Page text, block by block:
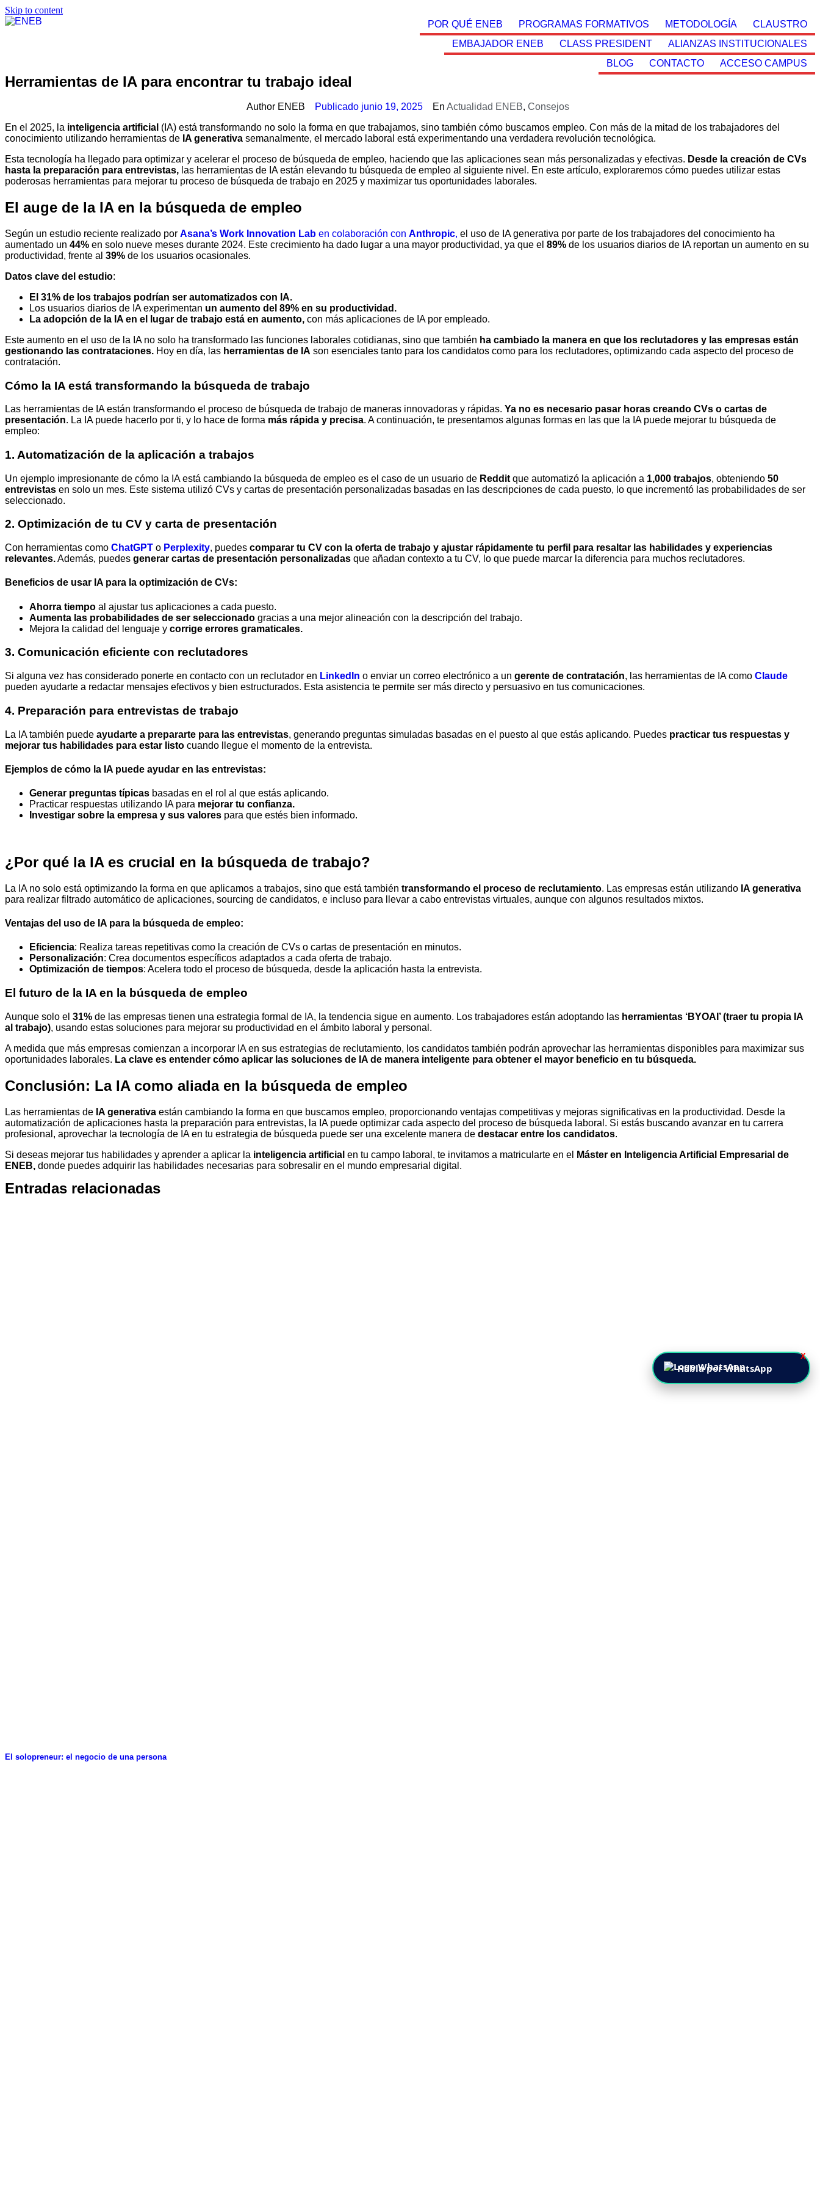
Skip to content
POR QUÉ ENEB
PROGRAMAS FORMATIVOS METODOLOGÍA
CLAUSTRO
EMBAJADOR ENEB
CLASS PRESIDENT
ALIANZAS INSTITUCIONALES
BLOG
CONTACTO ACCESO CAMPUS
Herramientas de IA para encontrar tu trabajo ideal
AuthorENEB Publicado junio 19, 2025 En Actualidad ENEB, Consejos
En el 2025, la inteligencia artificial (IA) está transformando no solo la forma en que trabajamos, sino también cómo buscamos empleo. Con más de la mitad de los trabajadores del
conocimiento utilizando herramientas de IA generativa semanalmente, el mercado laboral está experimentando una verdadera revolución tecnológica.
Esta tecnología ha llegado para optimizar y acelerar el proceso de búsqueda de empleo, haciendo que las aplicaciones sean más personalizadas y efectivas. Desde la creación de CVs
hasta la preparación para entrevistas, las herramientas de IA están elevando tu búsqueda de empleo al siguiente nivel. En este artículo, exploraremos cómo puedes utilizar estas
poderosas herramientas para mejorar tu proceso de búsqueda de trabajo en 2025 y maximizar tus oportunidades laborales.
El auge de la IA en la búsqueda de empleo
Según un estudio reciente realizado por Asana’s Work Innovation Lab en colaboración con Anthropic, el uso de IA generativa por parte de los trabajadores del conocimiento ha
aumentado un 44% en solo nueve meses durante 2024. Este crecimiento ha dado lugar a una mayor productividad, ya que el 89% de los usuarios diarios de IA reportan un aumento en su
productividad, frente al 39% de los usuarios ocasionales.
Datos clave del estudio:
El 31% de los trabajos podrían ser automatizados con IA.
Los usuarios diarios de IA experimentan un aumento del 89% en su productividad.
La adopción de la IA en el lugar de trabajo está en aumento, con más aplicaciones de IA por empleado.
Este aumento en el uso de la IA no solo ha transformado las funciones laborales cotidianas, sino que también ha cambiado la manera en que los reclutadores y las empresas están
gestionando las contrataciones. Hoy en día, las herramientas de IA son esenciales tanto para los candidatos como para los reclutadores, optimizando cada aspecto del proceso de
contratación.
Cómo la IA está transformando la búsqueda de trabajo
Las herramientas de IA están transformando el proceso de búsqueda de trabajo de maneras innovadoras y rápidas. Ya no es necesario pasar horas creando CVs o cartas de
presentación. La IA puede hacerlo por ti, y lo hace de forma más rápida y precisa. A continuación, te presentamos algunas formas en las que la IA puede mejorar tu búsqueda de
empleo:
1. Automatización de la aplicación a trabajos
Un ejemplo impresionante de cómo la IA está cambiando la búsqueda de empleo es el caso de un usuario de Reddit que automatizó la aplicación a 1,000 trabajos, obteniendo 50
entrevistas en solo un mes. Este sistema utilizó CVs y cartas de presentación personalizadas basadas en las descripciones de cada puesto, lo que incrementó las probabilidades de ser
seleccionado.
2. Optimización de tu CV y carta de presentación
Con herramientas como ChatGPT o Perplexity, puedes comparar tu CV con la oferta de trabajo y ajustar rápidamente tu perfil para resaltar las habilidades y experiencias
relevantes.Además, puedes generar cartas de presentación personalizadas que añadan contexto a tu CV, lo que puede marcar la diferencia para muchos reclutadores.
Beneficios de usar IA para la optimización de CVs:
Ahorra tiempo al ajustar tus aplicaciones a cada puesto.
Aumenta las probabilidades de ser seleccionado gracias a una mejor alineación con la descripción del trabajo.
Mejora la calidad del lenguaje y corrige errores gramaticales.
3. Comunicación eficiente con reclutadores
Si alguna vez has considerado ponerte en contacto con un reclutador en LinkedIn o enviar un correo electrónico a un gerente de contratación, las herramientas de IA como Claude
pueden ayudarte a redactar mensajes efectivos y bien estructurados. Esta asistencia te permite ser más directo y persuasivo en tus comunicaciones.
4. Preparación para entrevistas de trabajo
La IA también puede ayudarte a prepararte para las entrevistas, generando preguntas simuladas basadas en el puesto al que estás aplicando. Puedes practicar tus respuestas y
mejorar tus habilidades para estar listo cuando llegue el momento de la entrevista.
Ejemplos de cómo la IA puede ayudar en las entrevistas:
Generar preguntas típicas basadas en el rol al que estás aplicando.
Practicar respuestas utilizando IA para mejorar tu confianza.
Investigar sobre la empresa y sus valores para que estés bien informado.
¿Por qué la IA es crucial en la búsqueda de trabajo?
La IA no solo está optimizando la forma en que aplicamos a trabajos, sino que está también transformando el proceso de reclutamiento. Las empresas están utilizando IA generativa
para realizar filtrado automático de aplicaciones, sourcing de candidatos, e incluso para llevar a cabo entrevistas virtuales, aunque con algunos resultados mixtos.
Ventajas del uso de IA para la búsqueda de empleo:
Eficiencia: Realiza tareas repetitivas como la creación de CVs o cartas de presentación en minutos.
Personalización: Crea documentos específicos adaptados a cada oferta de trabajo.
Optimización de tiempos: Acelera todo el proceso de búsqueda, desde la aplicación hasta la entrevista.
El futuro de la IA en la búsqueda de empleo
Aunque solo el 31% de las empresas tienen una estrategia formal de IA, la tendencia sigue en aumento. Los trabajadores están adoptando las herramientas ‘BYOAI’ (traer tu propia IA
al trabajo), usando estas soluciones para mejorar su productividad en el ámbito laboral y personal.
A medida que más empresas comienzan a incorporar IA en sus estrategias de reclutamiento, los candidatos también podrán aprovechar las herramientas disponibles para maximizar sus
oportunidades laborales. La clave es entender cómo aplicar las soluciones de IA de manera inteligente para obtener el mayor beneficio en tu búsqueda.
Conclusión: La IA como aliada en la búsqueda de empleo
Las herramientas de IA generativa están cambiando la forma en que buscamos empleo, proporcionando ventajas competitivas y mejoras significativas en la productividad. Desde la
automatización de aplicaciones hasta la preparación para entrevistas, la IA puede optimizar cada aspecto del proceso de búsqueda laboral. Si estás buscando avanzar en tu carrera
profesional, aprovechar la tecnología de IA en tu estrategia de búsqueda puede ser una excelente manera de destacar entre los candidatos.
Si deseas mejorar tus habilidades y aprender a aplicar la inteligencia artificial en tu campo laboral, te invitamos a matricularte en el
Máster en Inteligencia Artificial Empresarial de
ENEB, donde puedes adquirir las habilidades necesarias para sobresalir en el mundo empresarial digital.
Entradas relacionadas
El solopreneur: el negocio de una persona
X
Habla por WhatsApp